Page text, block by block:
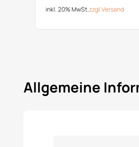
inkl. 20% MwSt.zzgl.Versand
Allgemeine